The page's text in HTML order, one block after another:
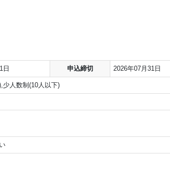
日 申込締切 2026年07月31日
少人数制(10人以下)